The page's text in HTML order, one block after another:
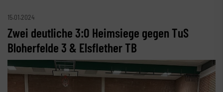
15.01.2024
Zwei deutliche 3:0 Heimsiege gegen TuS
Bloherfelde 3 & Elsflether TB